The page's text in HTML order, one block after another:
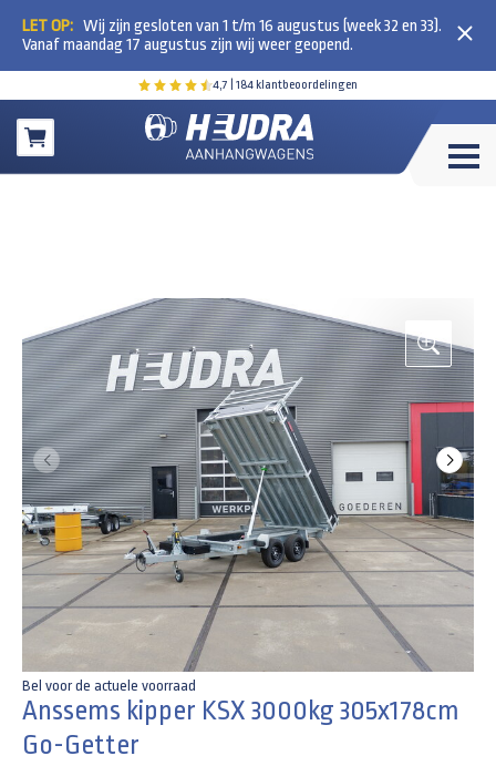
4,7 | 184 klantbeoordelingen
Winkelwagen
LET OP: Wij zijn gesloten van 1 t/m 16 augustus (week 32 en 33).
Vanaf maandag 17 augustus zijn wij weer geopend.
Bel voor de actuele voorraad
Anssems kipper KSX 3000kg 305x178cm
Go-Getter